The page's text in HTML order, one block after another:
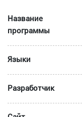
Название
программы
Языки
Разработчик